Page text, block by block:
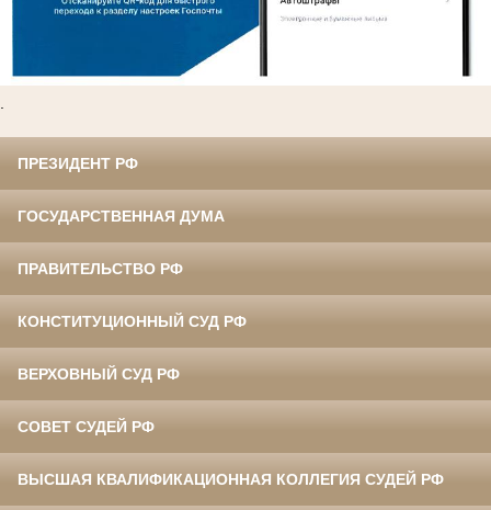
ПРЕЗИДЕНТ РФ
ГОСУДАРСТВЕННАЯ ДУМА
ПРАВИТЕЛЬСТВО РФ
КОНСТИТУЦИОННЫЙ СУД РФ
ВЕРХОВНЫЙ СУД РФ
СОВЕТ СУДЕЙ РФ
ВЫСШАЯ КВАЛИФИКАЦИОННАЯ КОЛЛЕГИЯ СУДЕЙ РФ